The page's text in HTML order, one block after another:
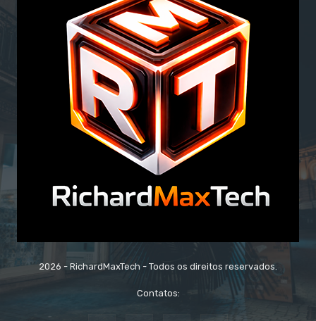
2026 - RichardMaxTech - Todos os direitos reservados.
Contatos: